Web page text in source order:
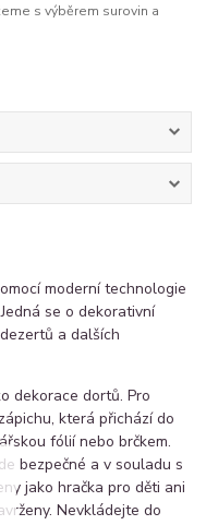
s výběrem surovin a
moderní technologie
se o dekorativní
a dalších
dekorace dortů. Pro
která přichází do
fólií nebo brčkem.
bezpečné a v souladu s
jako hračka pro děti ani
Nevkládejte do